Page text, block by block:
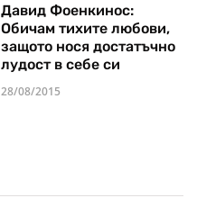
Давид Фоенкинос:
Обичам тихите любови,
защото нося достатъчно
лудост в себе си
28/08/2015